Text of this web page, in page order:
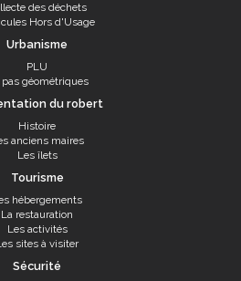
des déchets
Hors d'Usage
Urbanisme
PLU
géométriques
du robert
Histoire
anciens maires
Les îlets
Tourisme
hébergements
La restauration
Les activités
sites à visiter
Sécurité